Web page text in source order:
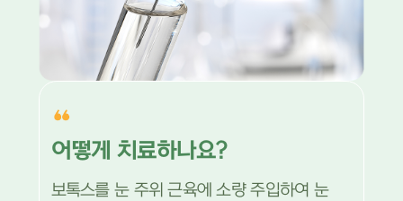
어떻게 치료하나요?
보톡스를 눈 주위 근육에 소량 주입하여 눈